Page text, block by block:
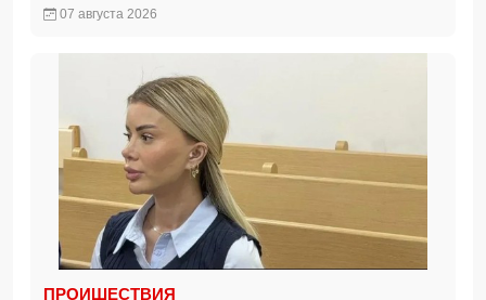
07 августа 2026
ПРОИШЕСТВИЯ